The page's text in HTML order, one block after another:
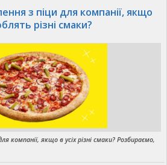
мистецтва
з піци для компанії, якщо
різні смаки?
компанії, якщо в усіх різні смаки? Розбираємо,